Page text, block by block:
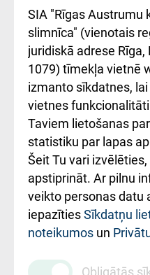
atsauksmju/sūdzību
iesniegšanas
kārtība
Kā pie mums nokļūt
Rēķinu apmaksas
ceļvedis
Rekvizīti un
ārstniecības
iestādes kods
010000234
Maksas
SIA "Rīgas Austrumu
slimnīca" (vienotais
juridiskā adrese Rīga,
1079) tīmekļa vietnē
izmanto sīkdatnes,
vietnes
Taviem lietošanas
statistiku par lapas
Šeit Tu vari
apstiprināt. Ar pilnu
veikto personas datu
iepazītiesSīkdatņu
noteikumos un
Obligātās